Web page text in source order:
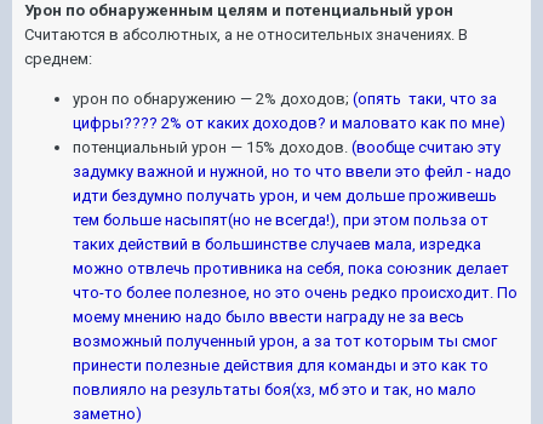
Урон по обнаруженным целям и потенциальный урон
Считаются в абсолютных, а не относительных значениях. В
среднем:
урон по обнаружению — 2% доходов; (опять таки, что за
цифры???? 2% от каких доходов? и маловато как по мне)
потенциальный урон — 15% доходов. (вообще считаю эту
задумку важной и нужной, но то что ввели это фейл - надо
идти бездумно получать урон, и чем дольше проживешь
тем больше насыпят(но не всегда!), при этом польза от
таких действий в большинстве случаев мала, изредка
можно отвлечь противника на себя, пока союзник делает
что-то более полезное, но это очень редко происходит. По
моему мнению надо было ввести награду не за весь
возможный полученный урон, а за тот которым ты смог
принести полезные действия для команды и это как то
повлияло на результаты боя(хз, мб это и так, но мало
заметно)